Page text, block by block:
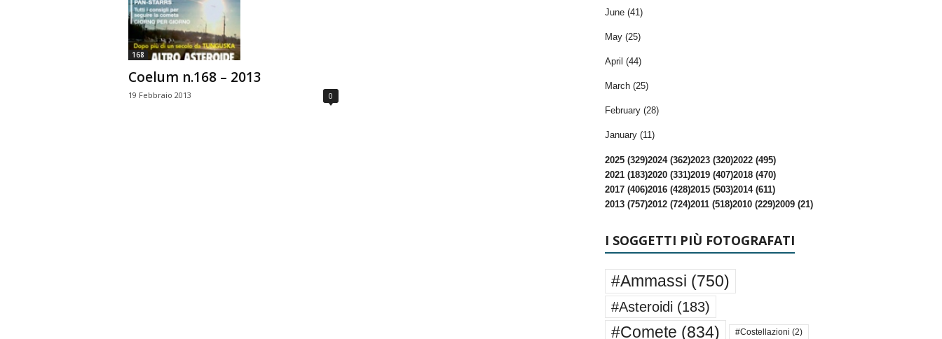
a
168
Coelum n.168 – 2013
19 Febbraio 2013 0
June (41)
May (25)
April (44)
March (25)
February (28)
January (11)
2025 (329)2024 (362)2023 (320)2022 (495)
2021 (183)2020 (331)2019 (407)2018 (470)
2017 (406)2016 (428)2015 (503)2014 (611)
2013 (757)2012 (724)2011 (518)2010 (229)2009 (21)
I SOGGETTI PIÙ FOTOGRAFATI
#Ammassi (750)
#Asteroidi (183)
#Comete (834) #Costellazioni (2)